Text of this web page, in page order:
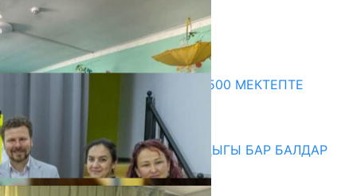
Комментарийлер
Акыркы жаңылыктар
ПРЕЗИДЕНТТИН ЖАРЛЫГЫ: 500 МЕКТЕПТЕ
ШАХМАТ ИЙРИМИ АЧЫЛАТ
06.08.2026
СҮЛҮКТҮ: ӨЗГӨЧӨ МУКТАЖДЫГЫ БАР БАЛДАР
ҮЧҮН БОРБОР АЧЫЛДЫ
06.08.2026